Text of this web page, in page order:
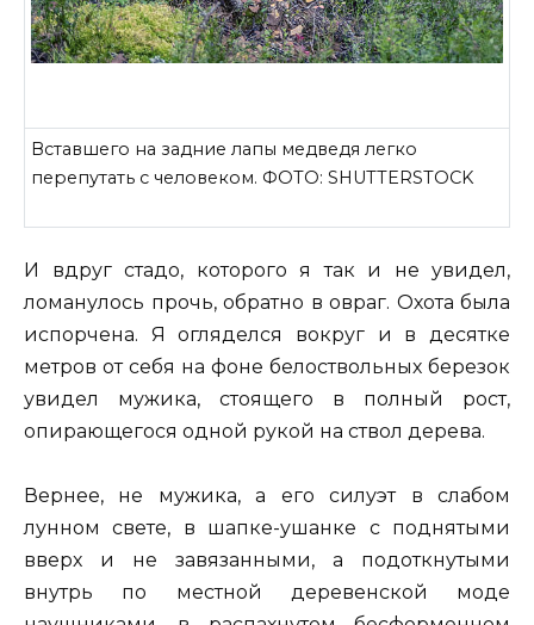
Вставшего на задние лапы медведя легко
перепутать с человеком. ФОТО: SHUTTERSTOCK
И вдруг стадо, которого я так и не увидел,
ломанулось прочь, обратно в овраг. Охота была
испорчена. Я огляделся вокруг и в десятке
метров от себя на фоне белоствольных березок
увидел мужика, стоящего в полный рост,
опирающегося одной рукой на ствол дерева.
Вернее, не мужика, а его силуэт в слабом
лунном свете, в шапке-ушанке с поднятыми
вверх и не завязанными, а подоткнутыми
внутрь по местной деревенской моде